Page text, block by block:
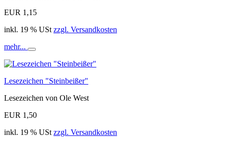
EUR 1,15
inkl. 19 % USt zzgl. Versandkosten
mehr...
In
den
Warenkorb
Lesezeichen "Steinbeißer"
Lesezeichen von Ole West
EUR 1,50
inkl. 19 % USt zzgl. Versandkosten